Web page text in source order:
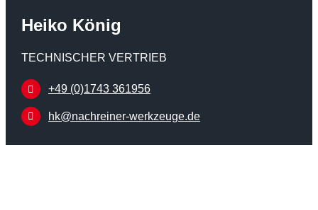
Heiko König
TECHNISCHER VERTRIEB
+49 (0)1743 361956
hk@nachreiner-werkzeuge.de